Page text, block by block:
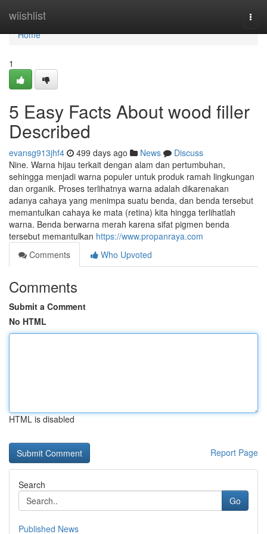
wiishlist
Home
Home
1
5 Easy Facts About wood filler
Described
evansg913jhf4 499 days ago News
Discuss
Nine. Warna hijau terkait dengan alam dan pertumbuhan,
sehingga menjadi warna populer untuk produk ramah lingkungan
dan organik. Proses terlihatnya warna adalah dikarenakan
adanya cahaya yang menimpa suatu benda, dan benda tersebut
memantulkan cahaya ke mata (retina) kita hingga terlihatlah
warna. Benda berwarna merah karena sifat pigmen benda
tersebut memantulkan https://www.propanraya.com
Comments
Who Upvoted
Comments
Submit a Comment
No HTML
HTML is disabled
Report Page
Search
Go
Published News